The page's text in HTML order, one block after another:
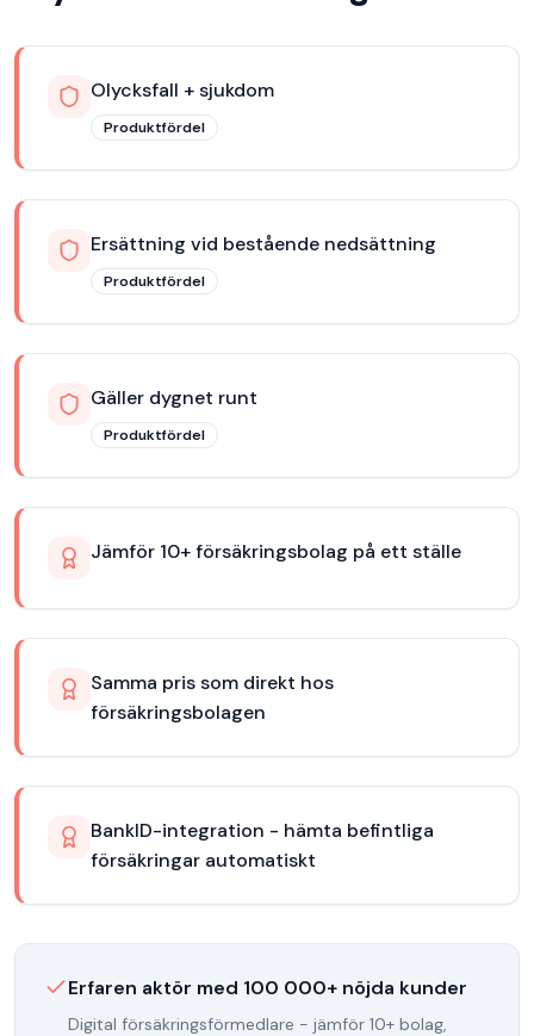
Olycksfall + sjukdom
Produktfördel
Ersättning vid bestående nedsättning
Produktfördel
Gäller dygnet runt
Produktfördel
Jämför 10+ försäkringsbolag på ett ställe
Samma pris som direkt hos
försäkringsbolagen
BankID-integration - hämta befintliga
försäkringar automatiskt
Erfaren aktör med 100 000+ nöjda kunder
Digital försäkringsförmedlare - jämför 10+ bolag,